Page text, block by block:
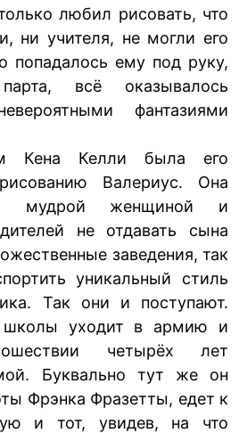
любил рисовать, что
ни учителя, не могли его
попадалось ему под руку,
всё оказывалось
фантазиями
Кена Келли была его
Валериус. Она
мудрой женщиной и
не отдавать сына
заведения, так
уникальный стиль
Так они и поступают.
школы уходит в армию и
четырёх лет
Буквально тут же он
Фрэнка Фразетты, едет к
и тот, увидев, на что